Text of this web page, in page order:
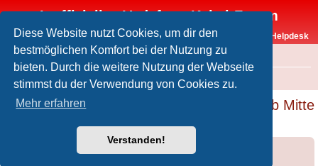
Diese Website nutzt Cookies, um dir den
bestmöglichen Komfort bei der Nutzung zu
bieten. Durch die weitere Nutzung der Webseite
stimmst du der Verwendung von Cookies zu.
Mehr erfahren
Verstanden!
Inoffizielles Vodafone-Kabel-Forum
Vodafone-Kabel-Helpdesk
FAQ
Foren-Übersicht Rund um Vodafone / Aktuelles
DOCSIS 3.1 Upload mit max. 100 Mbit/s ab Mitte